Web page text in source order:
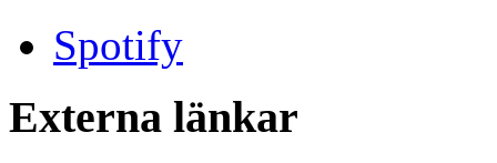
Spotify
Externa länkar